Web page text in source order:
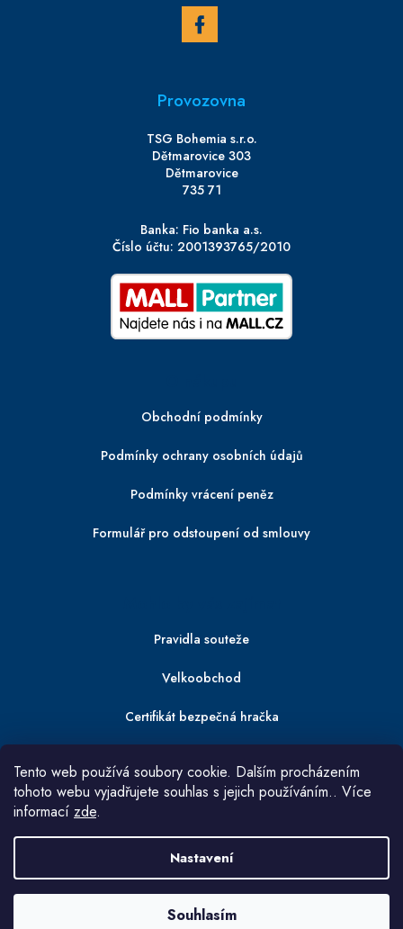
Tento web používá soubory cookie. Dalším procházením
tohoto webu vyjadřujete souhlas s jejich používáním.. Více
informací zde.
Nastavení
Souhlasím
Provozovna
TSG Bohemia s.r.o.
Dětmarovice 303
Dětmarovice
735 71
Banka: Fio banka a.s.
Číslo účtu: 2001393765/2010
Obchodní podmínky
Podmínky ochrany osobních údajů
Podmínky vrácení peněz
Formulář pro odstoupení od smlouvy
Pravidla souteže
Velkoobchod
Certifikát bezpečná hračka
|Připravil Shoptetnamiru.cz
L-W TOYS. Všechna práva vyhrazena.
Upravit nastavení cookies